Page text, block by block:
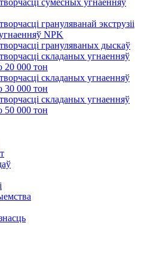
сумесных угнаенняў
грануляванай экструзіі
NPK
грануляваных дыскаў
складаных угнаенняў
20 000 тон
складаных угнаенняў
30 000 тон
складаных угнаенняў
50 000 тон